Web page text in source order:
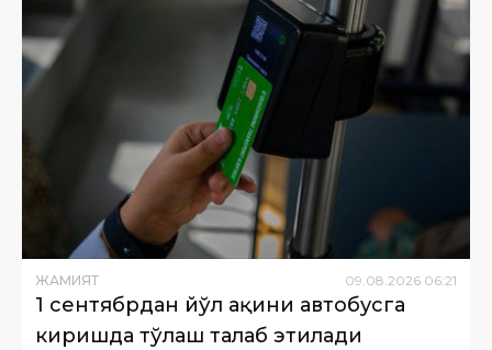
ЖАМИЯТ 09.08.2026 06:21
1 сентябрдан йўл ҳақини автобусга
киришда тўлаш талаб этилади